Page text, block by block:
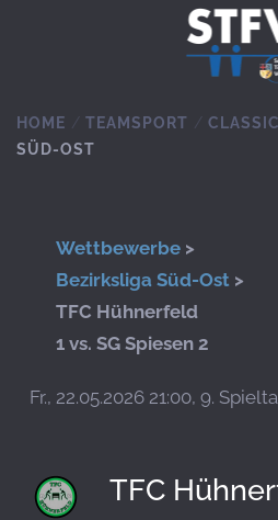
Zum Hauptinhalt springen
HOME TEAMSPORT
SÜD-OST
Wettbewerbe >
Bezirksliga Süd-Ost >
TFC Hühnerfeld
1 vs. SG Spiesen 2
Fr., 22.05.2026 21:00, 9.
TFC